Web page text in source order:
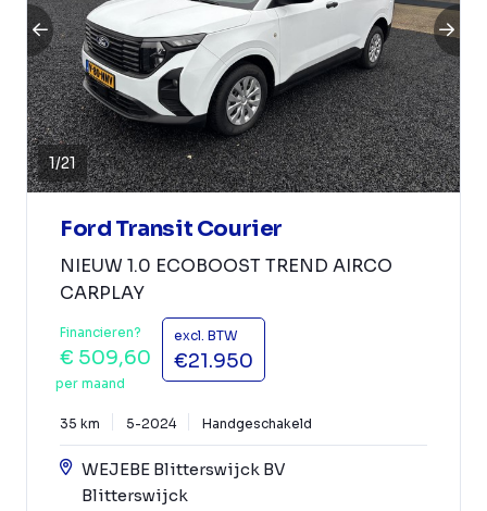
1/21
Ford Transit Courier
NIEUW 1.0 ECOBOOST TREND AIRCO
CARPLAY
Financieren?
€ 509,60
per maand
excl. BTW
€21.950
35 km 5-2024 Handgeschakeld
WEJEBE Blitterswijck BV
Blitterswijck